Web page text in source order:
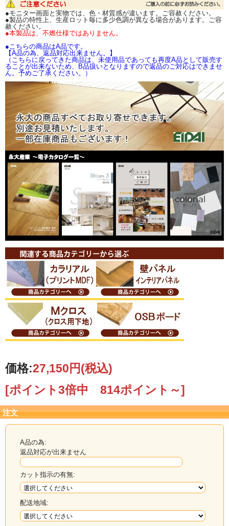
連絡致します。
カラリアル（石目柄）
サイズ NX4101 NX1102
3×920×2700mm（2
枚入）
3×1225×2135mm（2
枚入）
サイズ
NX3108
NX3110
3×920×2700mm（2
枚入）
3×1225×2135mm（2
枚入）
サイズ
NX3111 NX3112 NX3113 NX2114
NX3115
3×920×2700mm（2
枚入）
3×1225×2135mm（2
枚入）
サイズ
NX1116 NX2117 NX1118 NX3119
NX1120
3×920×2700mm（2
枚入）
3×1225×2135mm（2
枚入）
お取り寄せ品の為、メーカー確認後、発送日をご
連絡致します。
【カット注文について】
実際に必要な寸法をお知らせ頂ければ、こちらでノコ目を計算してカットいたし
ます。
ご希望寸法が原板より取れずカットできない際は、ご連絡いたします。
カットのご希望は、ご注文の備考欄へカット寸法をご記入いただくか、メール
またはFAXにて図面を当店までお送り下さい。
その際、端材の有無も必ずご連絡下さい。 端材有無のご指示がない場合は、端材
●モニター画面と実物では、色・材質感が違います。ご容赦ください。
●製品の特性上、生産ロット毎に多少色調が異なる場合があります。ご容
赦ください。
●本製品は、不燃仕様ではありません。
●こちらの商品はA品です。
【A品の為、返品対応出来ません。】
（こちらに戻ってきた商品は、未使用品であっても再度A品として販売す
ることが出来ないため、B品扱いとなりますので返品のご対応はできませ
ん。予めご了承ください。）
価格:27,150円(税込)
[ポイント3倍中 814ポイント～]
注文
A品の為:
返品対応が出来ません
カット指示の有無:
配送地域: